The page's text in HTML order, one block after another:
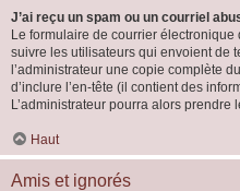
J’ai reçu un spam ou un courriel
Le formulaire de courrier
suivre les utilisateurs qui envoient de
l’administrateur une copie complète
d’inclure l’en-tête (il contient des
L’administrateur pourra alors prendre
Haut
Amis et ignorés